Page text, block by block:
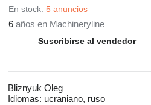
En stock: 5 anuncios
6 años en Machineryline
Suscribirse al vendedor
Bliznyuk Oleg
Idiomas: ucraniano, ruso